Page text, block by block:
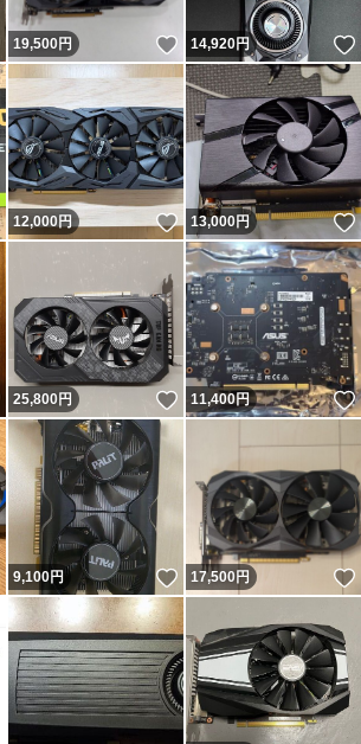
いいね！
19,500円 いいね！
14,920円
いいね！
12,000 円 いいね！
13,000円
いいね！
25,800円 いいね！
11,400円
いいね！
9,100円 いいね！
17,500円